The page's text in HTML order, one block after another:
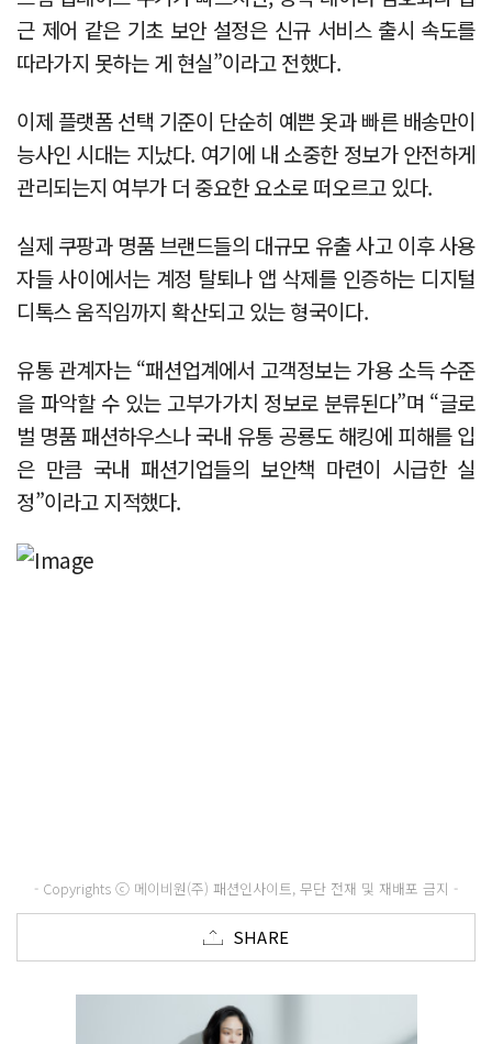
근 제어 같은 기초 보안 설정은 신규 서비스 출시 속도를
따라가지 못하는 게 현실”이라고 전했다.
이제 플랫폼 선택 기준이 단순히 예쁜 옷과 빠른 배송만이
능사인 시대는 지났다. 여기에 내 소중한 정보가 안전하게
관리되는지 여부가 더 중요한 요소로 떠오르고 있다.
실제 쿠팡과 명품 브랜드들의 대규모 유출 사고 이후 사용
자들 사이에서는 계정 탈퇴나 앱 삭제를 인증하는 디지털
디톡스 움직임까지 확산되고 있는 형국이다.
유통 관계자는 “패션업계에서 고객정보는 가용 소득 수준
을 파악할 수 있는 고부가가치 정보로 분류된다”며 “글로
벌 명품 패션하우스나 국내 유통 공룡도 해킹에 피해를 입
은 만큼 국내 패션기업들의 보안책 마련이 시급한 실
정”이라고 지적했다.
- Copyrights ⓒ 메이비원(주) 패션인사이트, 무단 전재 및 재배포 금지 -
SHARE